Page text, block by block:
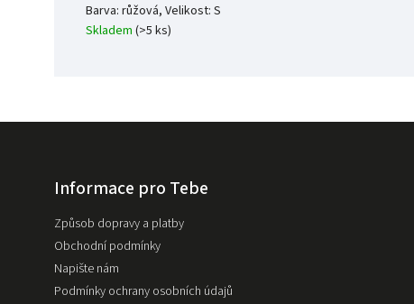
Barva: růžová, Velikost: S
Skladem (>5 ks)
Informace pro Tebe
Způsob dopravy a platby
Obchodní podmínky
Napište nám
Podmínky ochrany osobních údajů